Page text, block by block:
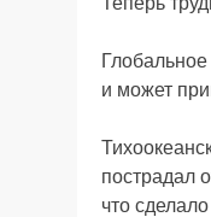
и может
пострадал
что